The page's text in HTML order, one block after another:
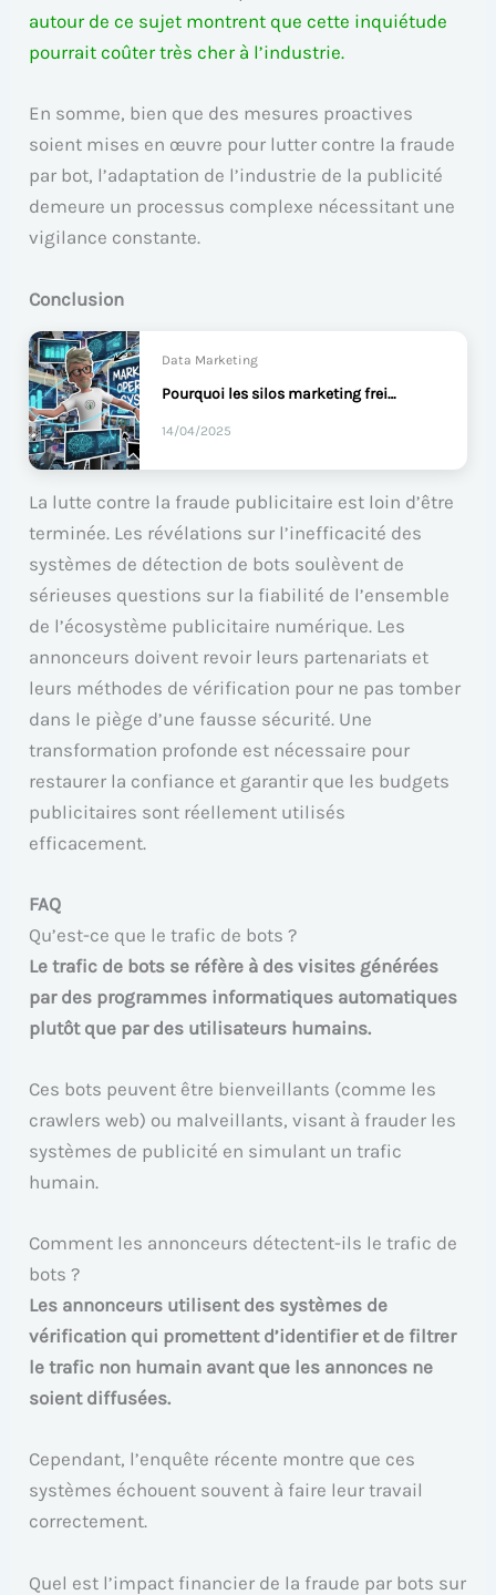
autour de ce sujet montrent que cette inquiétude
pourrait coûter très cher à l’industrie.
En somme, bien que des mesures proactives
soient mises en œuvre pour lutter contre la fraude
par bot, l’adaptation de l’industrie de la publicité
demeure un processus complexe nécessitant une
vigilance constante.
Conclusion
Data Marketing
Pourquoi les silos marketing freinent votre business ?
14/04/2025
La lutte contre la fraude publicitaire est loin d’être
terminée. Les révélations sur l’inefficacité des
systèmes de détection de bots soulèvent de
sérieuses questions sur la fiabilité de l’ensemble
de l’écosystème publicitaire numérique. Les
annonceurs doivent revoir leurs partenariats et
leurs méthodes de vérification pour ne pas tomber
dans le piège d’une fausse sécurité. Une
transformation profonde est nécessaire pour
restaurer la confiance et garantir que les budgets
publicitaires sont réellement utilisés
efficacement.
FAQ
Qu’est-ce que le trafic de bots ?
Le trafic de bots se réfère à des visites générées
par des programmes informatiques automatiques
plutôt que par des utilisateurs humains.
Ces bots peuvent être bienveillants (comme les
crawlers web) ou malveillants, visant à frauder les
systèmes de publicité en simulant un trafic
humain.
Comment les annonceurs détectent-ils le trafic de
bots ?
Les annonceurs utilisent des systèmes de
vérification qui promettent d’identifier et de filtrer
le trafic non humain avant que les annonces ne
soient diffusées.
Cependant, l’enquête récente montre que ces
systèmes échouent souvent à faire leur travail
correctement.
Quel est l’impact financier de la fraude par bots sur